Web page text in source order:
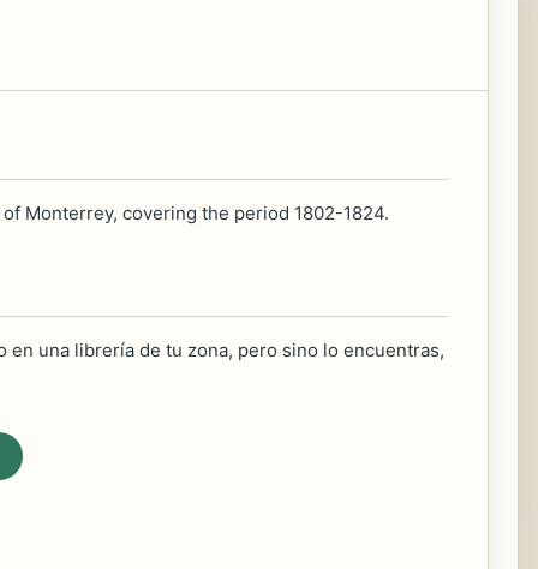
Monterrey, covering the period 1802-1824.
una librería de tu zona, pero sino lo encuentras,